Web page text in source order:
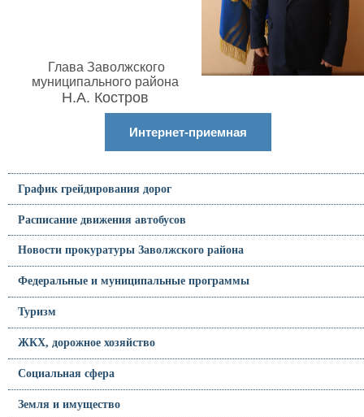
Глава Заволжского
муниципального района
Н.А. Костров
Интернет-приемная
График грейдирования дорог
Расписание движения автобусов
Новости прокуратуры Заволжского района
Федеральные и муниципальные программы
Туризм
ЖКХ, дорожное хозяйство
Социальная сфера
Земля и имущество